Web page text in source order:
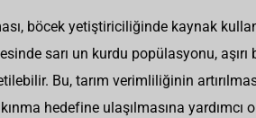
böcek yetiştiriciliğinde kaynak
sarı un kurdu popülasyonu,
Bu, tarım verimliliğinin
hedefine ulaşılmasına yardımcı